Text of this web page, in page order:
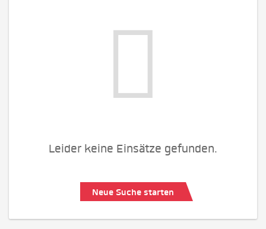
Leider keine Einsätze gefunden.
Neue Suche starten